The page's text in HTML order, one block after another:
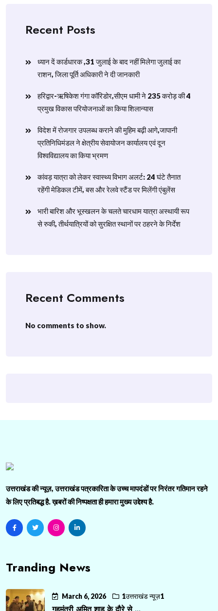
Recent Posts
ध्यान दें कार्डधारक ,31 जुलाई के बाद नहीं मिलेगा जुलाई का
राशन, जिला पूर्ति अधिकारी ने दी जानकारी
हरिद्वार-ऋषिकेश गंगा कॉरिडोर,सीएम धामी ने 235 करोड़ की 4
प्रमुख विकास परियोजनाओं का किया शिलान्यास
विदेश में रोजगार उपलब्ध कराने की मुहिम बढ़ी आगे,जापानी
प्रतिनिधिमंडल ने क्षेत्रीय सेवायोजन कार्यालय एवं दून
विश्वविद्यालय का किया भ्रमण
​कांवड़ यात्रा को लेकर स्वास्थ्य विभाग अलर्ट: 24 घंटे तैनात
रहेंगी मेडिकल टीमें, बस और रेलवे स्टैंड पर मिलेंगी एंबुलेंस
​भारी बारिश और भूस्खलन के चलते चारधाम यात्रा अस्थायी रूप
से रुकी, तीर्थयात्रियों को सुरक्षित स्थानों पर ठहरने के निर्देश
Recent Comments
No comments to show.
उत्तराखंड की न्यूज़, उत्तराखंड पत्रकारिता के उच्च मापदंडों पर निरंतर गतिमान रहने
के लिए प्रतिबद्ध है. ख़बरों की निष्पक्षता ही हमारा मुख्य उद्देश्य है.
Tranding News
March 6, 2026 1उत्तराखंड न्यूज़1